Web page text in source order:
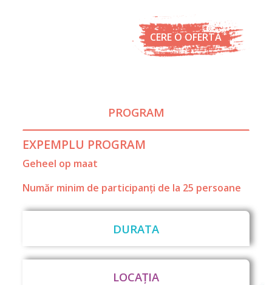
CERE O OFERTĂ
PROGRAM
EXPEMPLU PROGRAM
Geheel op maat
Număr minim de participanți de la 25 persoane
DURATA
LOCAȚIA